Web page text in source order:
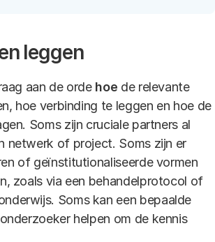
leggen
aan de orde hoe de relevante
hoe verbinding te leggen en hoe de
Soms zijn cruciale partners al
netwerk of project. Soms zijn er
of geïnstitutionaliseerde vormen
zoals via een behandelprotocol of
Soms kan een bepaalde
helpen om de kennis